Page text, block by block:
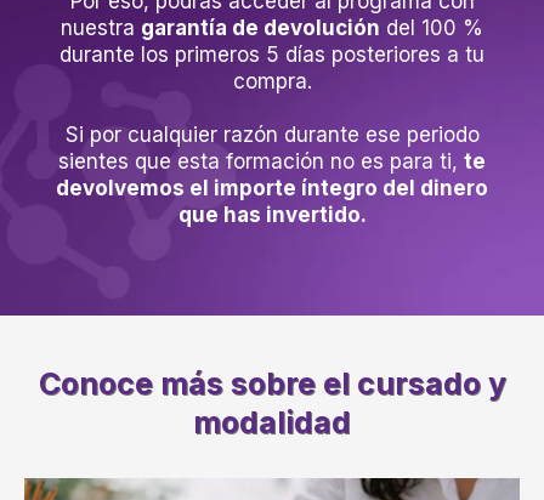
nuestra garantía de devolución del 100 %
durante los primeros 5 días posteriores a tu
compra.
Si por cualquier razón durante ese periodo
sientes que esta formación no es para ti, te
devolvemos el importe íntegro del dinero
que has invertido.
Conoce más sobre el cursado y
modalidad